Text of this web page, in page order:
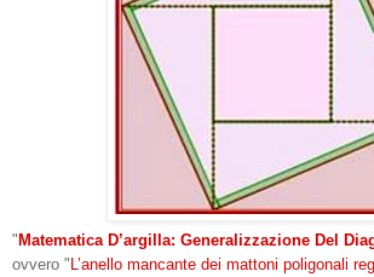
" Matematica D’argilla: Generalizzazione Del
ovvero " L’anello mancante dei mattoni poligonali